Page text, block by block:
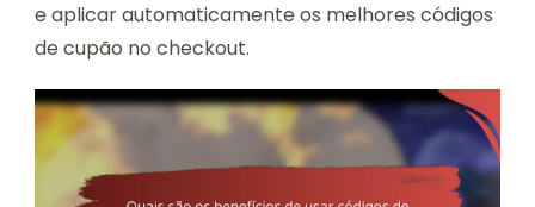
e aplicar automaticamente os melhores códigos
de cupão no checkout.